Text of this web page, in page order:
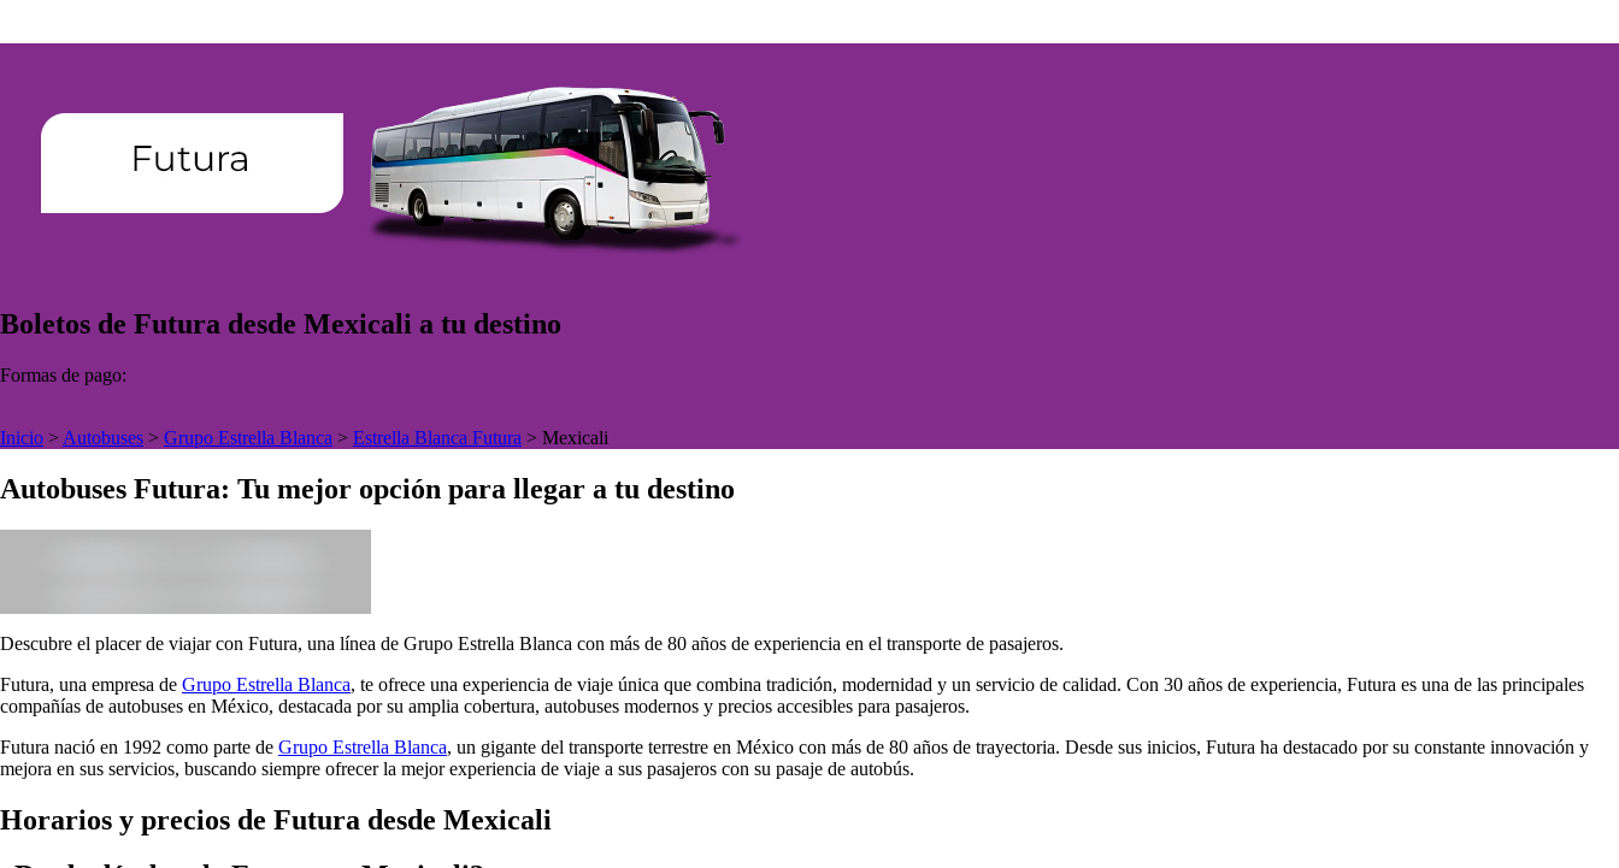
Boletos de Futura desde Mexicali a tu destino
Formas de pago:
Inicio > Autobuses > Grupo Estrella Blanca > Estrella Blanca Futura > Mexicali
Autobuses Futura: Tu mejor opción para llegar a tu destino
Descubre el placer de viajar con Futura, una línea de Grupo Estrella Blanca con más de 80 años de experiencia en el transporte de pasajeros.
Futura, una empresa de Grupo Estrella Blanca, te ofrece una experiencia de viaje única que combina tradición, modernidad y un servicio de calidad. Con 30 años de experiencia, Futura es una de las principales
compañías de autobuses en México, destacada por su amplia cobertura, autobuses modernos y precios accesibles para pasajeros.
Futura nació en 1992 como parte de Grupo Estrella Blanca, un gigante del transporte terrestre en México con más de 80 años de trayectoria. Desde sus inicios, Futura ha destacado por su constante innovación y
mejora en sus servicios, buscando siempre ofrecer la mejor experiencia de viaje a sus pasajeros con su pasaje de autobús.
Horarios y precios de Futura desde Mexicali